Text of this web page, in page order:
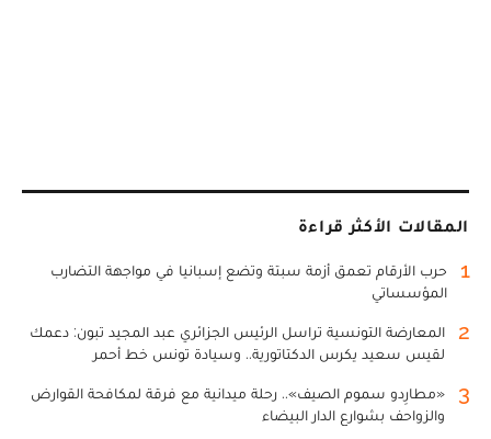
المقالات الأكثر قراءة
1
حرب الأرقام تعمق أزمة سبتة وتضع إسبانيا في مواجهة التضارب
المؤسساتي
2
المعارضة التونسية تراسل الرئيس الجزائري عبد المجيد تبون: دعمك
لقيس سعيد يكرس الدكتاتورية.. وسيادة تونس خط أحمر
3
«مطارِدو سموم الصيف».. رحلة ميدانية مع فرقة لمكافحة القوارض
والزواحف بشوارع الدار البيضاء